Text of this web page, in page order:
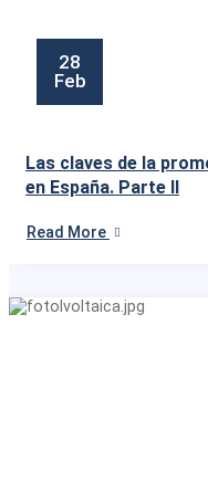
28
Feb
Las claves de la
en España. Parte II
Read More